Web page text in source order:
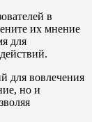
в
их мнение
для
для вовлечения
но и